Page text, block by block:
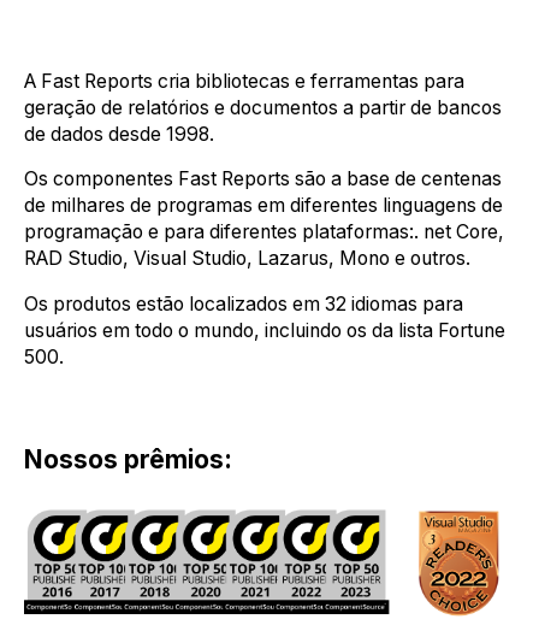
A Fast Reports cria bibliotecas e ferramentas para
geração de relatórios e documentos a partir de bancos
de dados desde 1998.
Os componentes Fast Reports são a base de centenas
de milhares de programas em diferentes linguagens de
programação e para diferentes plataformas:. net Core,
RAD Studio, Visual Studio, Lazarus, Mono e outros.
Os produtos estão localizados em 32 idiomas para
usuários em todo o mundo, incluindo os da lista Fortune
500.
Nossos prêmios: